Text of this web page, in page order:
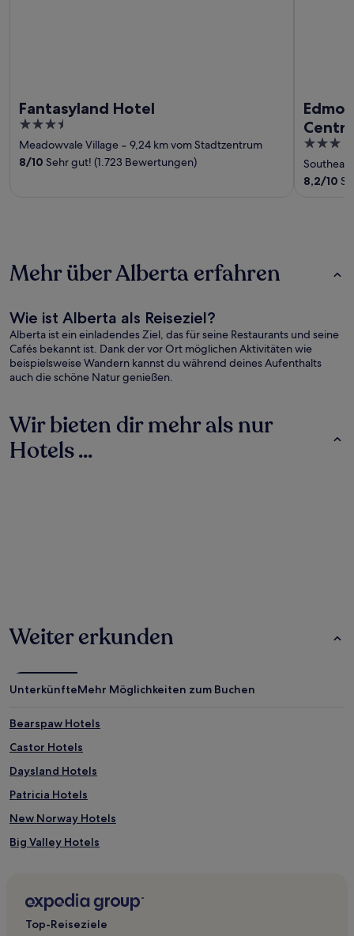
Fantasyland Hotel
3.5
out
of
Meadowvale Village ‐ 9,24 km vom Stadtzentrum
8/10 Sehr gut! (1.723 Bewertungen)
3
out
of
8,2/10
Mehr über Alberta erfahren
Wie ist Alberta als Reiseziel?
Alberta ist ein einladendes Ziel, das für seine Restaurants und seine
Cafés bekannt ist. Dank der vor Ort möglichen Aktivitäten wie
beispielsweise Wandern kannst du während deines Aufenthalts
auch die schöne Natur genießen.
Wir bieten dir mehr als nur
Hotels ...
Weiter erkunden
UnterkünfteMehr Möglichkeiten zum Buchen
Bearspaw Hotels
Castor Hotels
Daysland Hotels
Patricia Hotels
New Norway Hotels
Big Valley Hotels
Cline River Hotels
Top-Reiseziele